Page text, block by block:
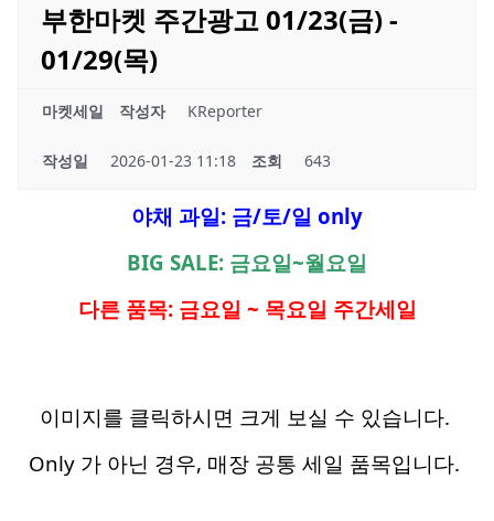
부한마켓 주간광고 01/23(금) -
01/29(목)
마켓세일 작성자 KReporter
작성일 2026-01-23 11:18 조회 643
야채 과일: 금/토/일 only
BIG SALE: 금요일~월요일
다른 품목: 금요일 ~ 목요일 주간세일
이미지를 클릭하시면 크게 보실 수 있습니다.
Only 가 아닌 경우, 매장 공통 세일 품목입니다.